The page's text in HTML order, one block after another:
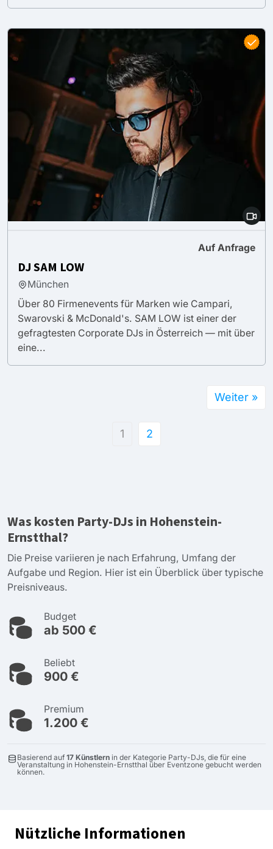
Auf Anfrage
DJ SAM LOW
München
Über 80 Firmenevents für Marken wie Campari,
Swarovski & McDonald's. SAM LOW ist einer der
gefragtesten Corporate DJs in Österreich — mit über
eine...
1 2
Weiter »
Was kosten Party-DJs in Hohenstein-
Ernstthal?
Die Preise variieren je nach Erfahrung, Umfang der
Aufgabe und Region. Hier ist ein Überblick über typische
Preisniveaus.
Budget
ab 500 €
Beliebt
900 €
Premium
1.200 €
Basierend auf 17 Künstlern in der Kategorie Party-DJs, die für eine
Veranstaltung in Hohenstein-Ernstthal über Eventzone gebucht werden
können.
Nützliche Informationen